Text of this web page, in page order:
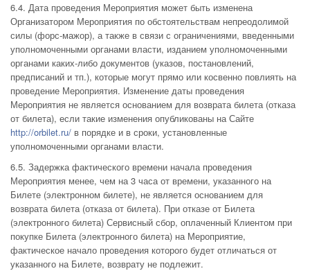
6.4. Дата проведения Мероприятия может быть изменена
Организатором Мероприятия по обстоятельствам непреодолимой
силы (форс-мажор), а также в связи с ограничениями, введенными
уполномоченными органами власти, изданием уполномоченными
органами каких-либо документов (указов, постановлений,
предписаний и тп.), которые могут прямо или косвенно повлиять на
проведение Мероприятия. Изменение даты проведения
Мероприятия не является основанием для возврата билета (отказа
от билета), если такие изменения опубликованы на Сайте
http://orbilet.ru/ в порядке и в сроки, установленные
уполномоченными органами власти.
6.5. Задержка фактического времени начала проведения
Мероприятия менее, чем на 3 часа от времени, указанного на
Билете (электронном билете), не является основанием для
возврата билета (отказа от билета). При отказе от Билета
(электронного билета) Сервисный сбор, оплаченный Клиентом при
покупке Билета (электронного билета) на Мероприятие,
фактическое начало проведения которого будет отличаться от
указанного на Билете, возврату не подлежит.